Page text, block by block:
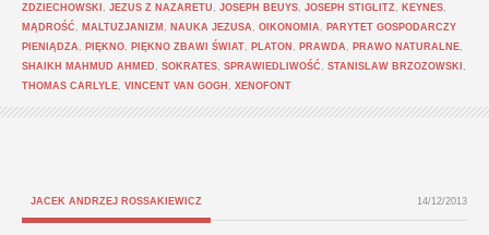
ZDZIECHOWSKI
JEZUS Z NAZARETU JOSEPH BEUYS JOSEPH STIGLITZ KEYNES
MĄDROŚĆ
MALTUZJANIZM NAUKA JEZUSA OIKONOMIA
PARYTET GOSPODARCZY
PIENIĄDZA
PIĘKNO PIĘKNO ZBAWI ŚWIAT PLATON PRAWDA PRAWO NATURALNE
SHAIKH MAHMUD AHMED
SOKRATES SPRAWIEDLIWOŚĆ STANISLAW BRZOZOWSKI
THOMAS CARLYLE VINCENT VAN GOGH XENOFONT
JACEK ANDRZEJ ROSSAKIEWICZ 14/12/2013